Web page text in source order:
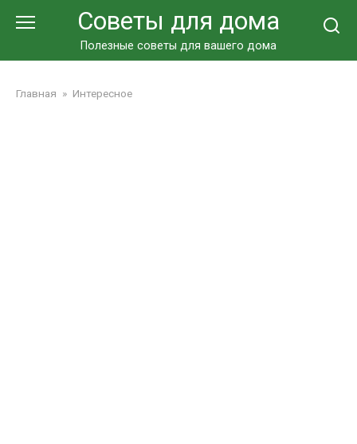
Советы для дома
Полезные советы для вашего дома
Главная » Интересное